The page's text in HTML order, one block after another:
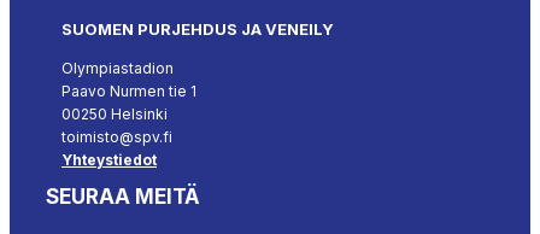
SUOMEN PURJEHDUS JA VENEILY
Olympiastadion
Paavo Nurmen tie 1
00250 Helsinki
toimisto@spv.fi
Yhteystiedot
SEURAA MEITÄ